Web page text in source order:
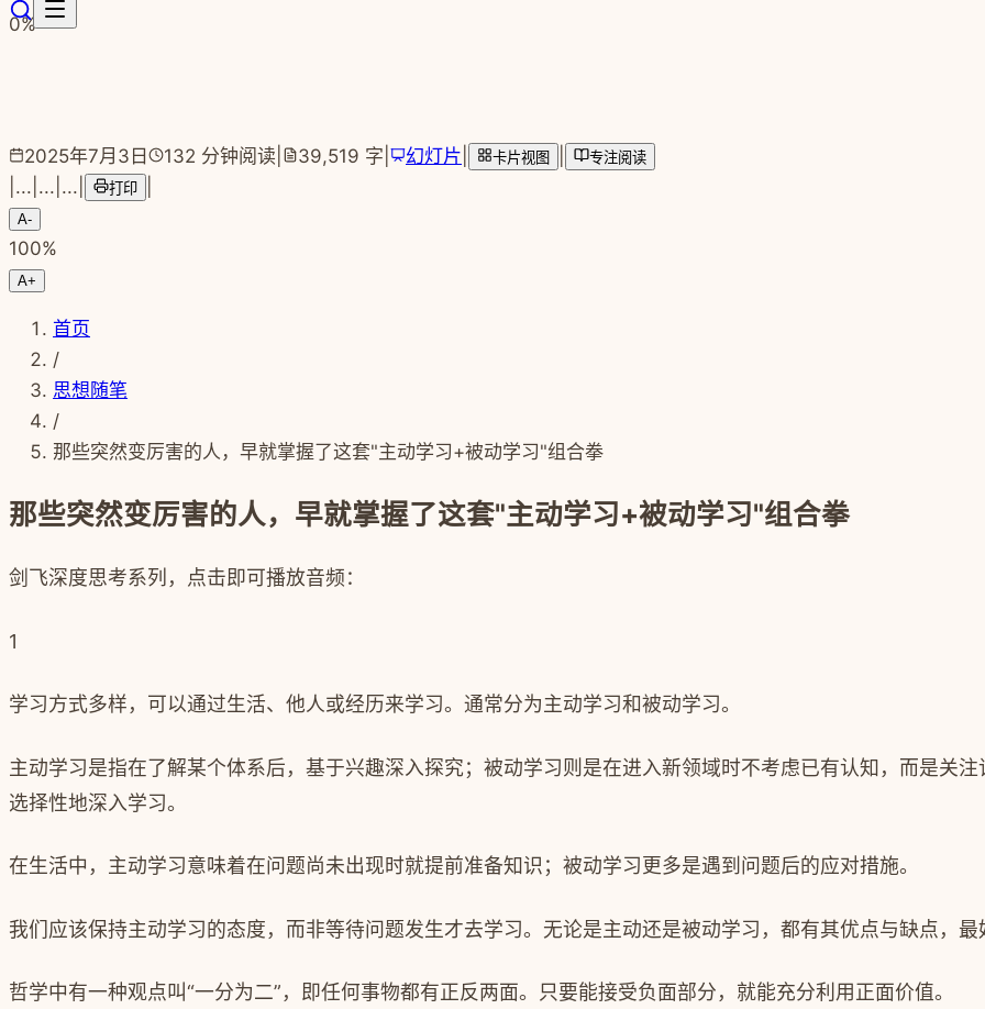
跳转到主要内容
0%
2025年7月3日 132 分钟阅读 39,519 字 幻灯片 卡片视图 专注阅读
... ... ... 打印
A-
100%
A+
首页
/
思想随笔
/
那些突然变厉害的人，早就掌握了这套"主动学习+被动学习"组合拳
那些突然变厉害的人，早就掌握了这套"主动学习+被动学习"组合拳
剑飞深度思考系列，点击即可播放音频：
1
学习方式多样，可以通过生活、他人或经历来学习。通常分为主动学习和被动学习。
主动学习是指在了解某个体系后，基于兴趣深入探究；被动学习则是在进入新领域时不考虑已有认知，而是关
选择性地深入学习。
在生活中，主动学习意味着在问题尚未出现时就提前准备知识；被动学习更多是遇到问题后的应对措施。
我们应该保持主动学习的态度，而非等待问题发生才去学习。 无论是主动还是被动学习，都有其优点与缺点，
哲学中有一种观点叫“一分为二”，即任何事物都有正反两面。只要能接受负面部分，就能充分利用正面价值。